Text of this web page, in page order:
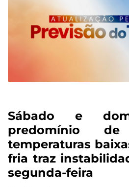
Sábado e
predomínio
temperaturas
fria traz
segunda-feira